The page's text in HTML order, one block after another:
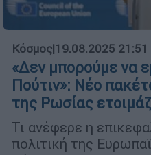
Κόσμος|19.08.2025 21:51
«Δεν μπορούμε να
Πούτιν»: Νέο
της Ρωσίας
Τι ανέφερε η
πολιτική της